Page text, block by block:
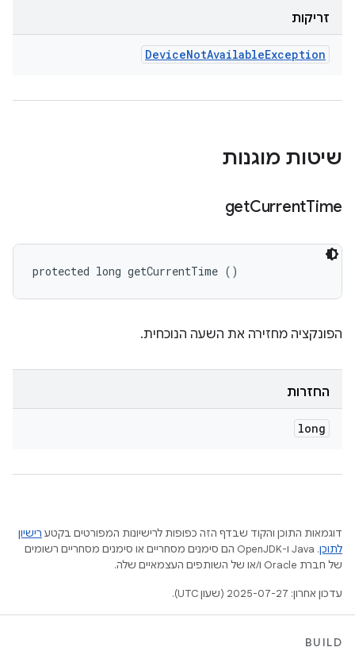
זריקות
DeviceNotAvailableException
שיטות מוגנות
getCurrentTime
protected long getCurrentTime ()
הפונקציה מחזירה את השעה הנוכחית.
החזרות
long
דוגמאות התוכן והקוד שבדף הזה כפופות לרישיונות המפורטים בקטע רישיון
לתוכן
.‏ Java ו-OpenJDK הם סימנים מסחריים או סימנים מסחריים רשומים
של חברת Oracle ו/או של השותפים העצמאיים שלה.
עדכון אחרון: 2025-07-27 (שעון UTC).
BUILD